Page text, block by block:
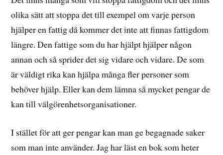
olika sätt att stoppa det till exempel om varje person
hjälper en fattig då kommer det inte att finnas fattigdom
längre. Den fattige som du har hjälpt hjälper någon
annan och så sprider det sig vidare och vidare. De som
är väldigt rika kan hjälpa många fler personer som
behöver hjälp. Eller kan dem lämna så mycket pengar de
kan till välgörenhetsorganisationer.
I stället för att ger pengar kan man ge begagnade saker
som man inte använder. Jag har läst en bok som heter